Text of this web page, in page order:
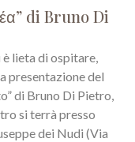
di Bruno Di
è lieta di ospitare,
presentazione del
di Bruno Di Pietro,
si terrà presso
dei Nudi (Via